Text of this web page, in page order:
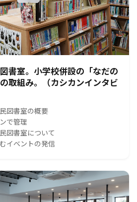
書室。小学校併設の「なだの
取組み。（カシカンインタビ
図書室の概要
で管理
図書室について
イベントの発信